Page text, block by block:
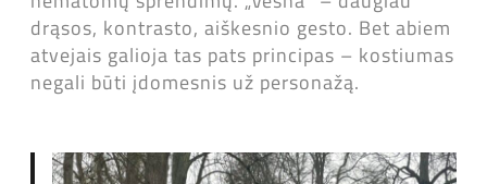
drąsos, kontrasto, aiškesnio gesto. Bet abiem
atvejais galioja tas pats principas – kostiumas
negali būti įdomesnis už personažą.